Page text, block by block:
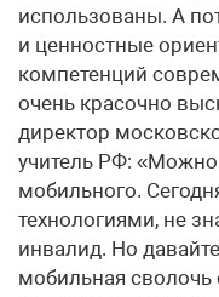
использованы. А
и ценностные
компетенций
очень красочно
директор
учитель РФ: «Можно
мобильного.
технологиями, не
инвалид. Но
мобильная